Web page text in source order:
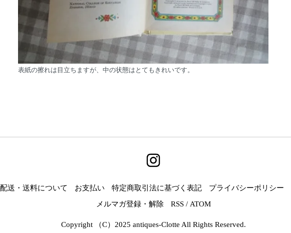
表紙の擦れは目立ちますが、中の状態はとてもきれいです。
配送・送料について お支払い 特定商取引法に基づく表記 プライバシーポリシー
メルマガ登録・解除
RSS/ ATOM
Copyright （C）2025 antiques-Clotte All Rights Reserved.